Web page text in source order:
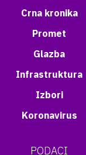
Crna kronika
Promet
Glazba
Infrastruktura
Izbori
Koronavirus
PODACI